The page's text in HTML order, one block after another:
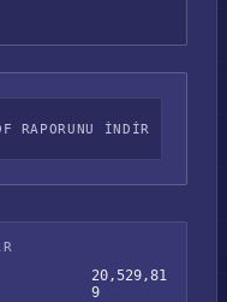
RAPORUNU INDIR
20,529,81
9